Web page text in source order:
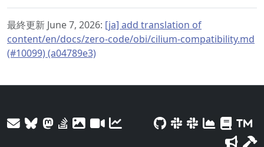
最終更新 June 7, 2026: [ja] add translation of
content/en/docs/zero-code/obi/cilium-compatibility.md
(#10099) (a04789e3)